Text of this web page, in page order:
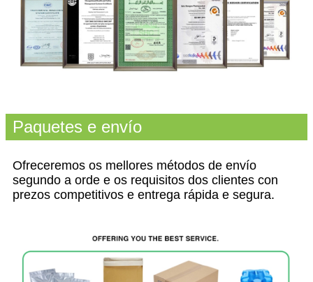
Paquetes e envío
Ofreceremos os mellores métodos de envío
segundo a orde e os requisitos dos clientes con
prezos competitivos e entrega rápida e segura.